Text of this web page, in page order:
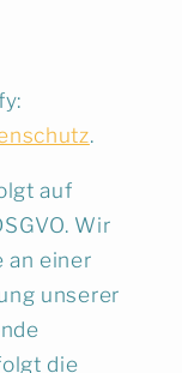
.
auf
Wir
an einer
unserer
die